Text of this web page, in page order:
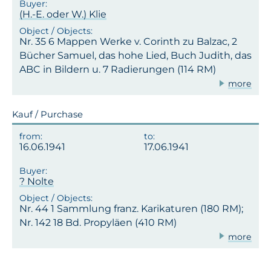
(H.-E. oder W.) Klie
Nr. 35 6 Mappen Werke v. Corinth zu Balzac, 2
Bücher Samuel, das hohe Lied, Buch Judith, das
ABC in Bildern u. 7 Radierungen (114 RM)
more
Kauf / Purchase
16.06.1941 17.06.1941
? Nolte
Nr. 44 1 Sammlung franz. Karikaturen (180 RM);
Nr. 142 18 Bd. Propyläen (410 RM)
more